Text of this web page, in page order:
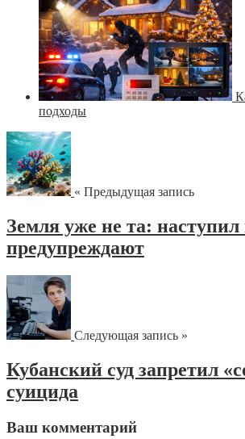
подходы
« Предыдущая запись
Земля уже не та:
предупреждают
Следующая запись »
Кубанский суд запретил
суицида
Ваш комментарий